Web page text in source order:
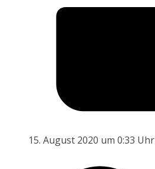
15. August 2020 um 0:33 Uhr